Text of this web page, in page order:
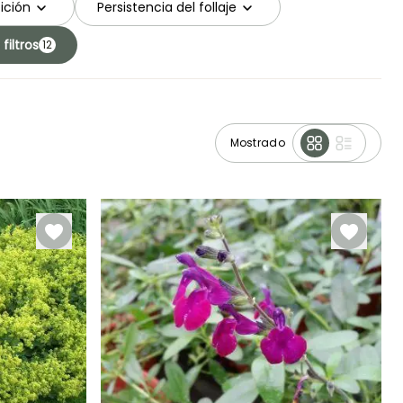
Persistencia del follaje
filtros 12
Mostrado